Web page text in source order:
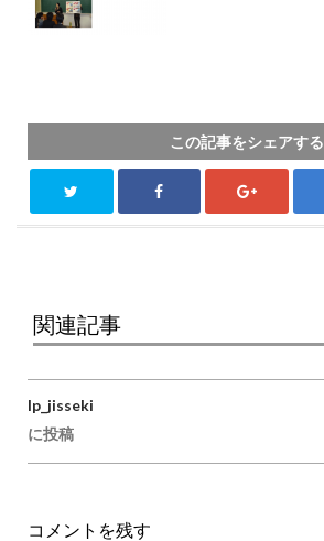
この記事をシェアする
関連記事
投稿ナビゲーション
lp_jisseki
に投稿
コメントを残す